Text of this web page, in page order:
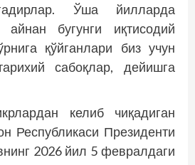
Ўша йилларда
бугунги иқтисодий
қўйганлари биз учун
сабоқлар, дейишга
келиб чиқадиган
Республикаси Президенти
2026 йил 5 февралдаги